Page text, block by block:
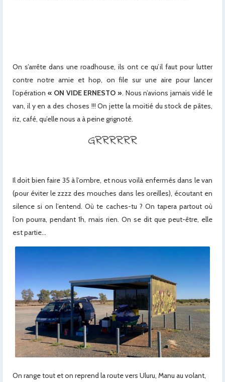
On s’arrête dans une roadhouse, ils ont ce qu’il faut pour lutter
contre notre amie et hop, on file sur une aire pour lancer
l’opération « ON VIDE ERNESTO ». Nous n’avions jamais vidé le
van, il y en a des choses !!! On jette la moitié du stock de pâtes,
riz, café, qu’elle nous a à peine grignoté.
GRRRRRR
Il doit bien faire 35 à l’ombre, et nous voilà enfermés dans le van
(pour éviter le zzzz des mouches dans les oreilles), écoutant en
silence si on l’entend. Où te caches-tu ? On tapera partout où
l’on pourra, pendant 1h, mais rien. On se dit que peut-être, elle
est partie…
On range tout et on reprend la route vers Uluru, Manu au volant,